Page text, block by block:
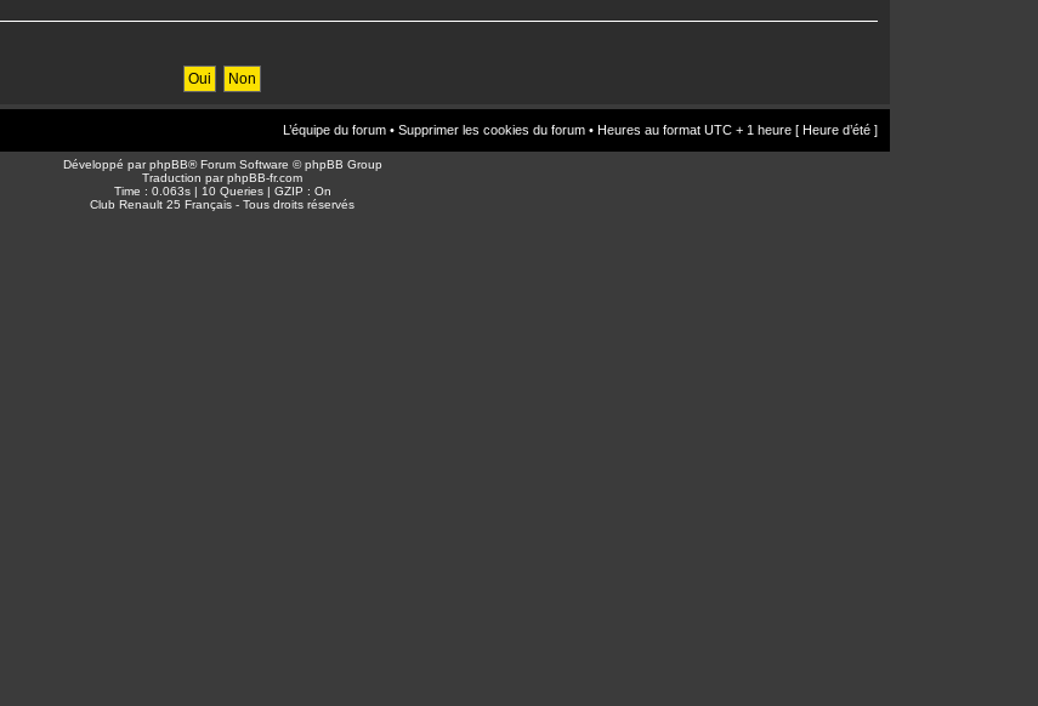
L’équipe du forum • Supprimer les cookies du forum • Heures au format UTC + 1 heure [ Heure d’été ]
Développé parphpBB® Forum Software © phpBB Group
Traduction parphpBB-fr.com
Time : 0.063s | 10 Queries | GZIP : On
Club Renault 25 Français - Tous droits réservés